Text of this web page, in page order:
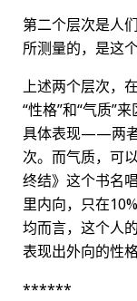
第二个层次是人
所测量的，是这
上述两个层次，
“性格”和“气质”
具体表现——两者
次。而气质，可
终结》这个书名
里内向，只在
均而言，这个人
表现出外向的性格
******